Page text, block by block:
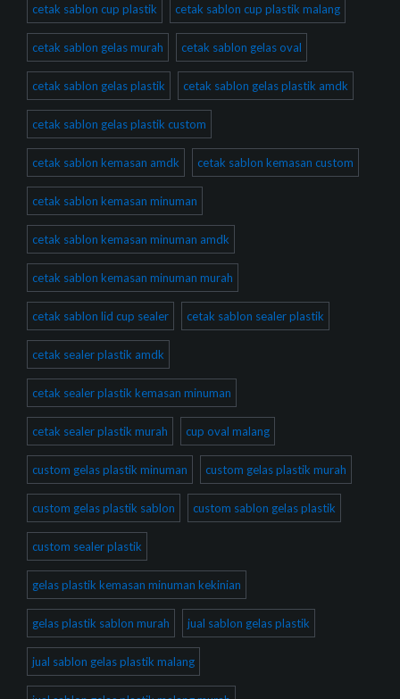
cetak sablon cup plastik cetak sablon cup plastik malang
cetak sablon gelas murah cetak sablon gelas oval
cetak sablon gelas plastik cetak sablon gelas plastik amdk
cetak sablon gelas plastik custom
cetak sablon kemasan amdk cetak sablon kemasan custom
cetak sablon kemasan minuman
cetak sablon kemasan minuman amdk
cetak sablon kemasan minuman murah
cetak sablon lid cup sealer cetak sablon sealer plastik
cetak sealer plastik amdk
cetak sealer plastik kemasan minuman
cetak sealer plastik murah cup oval malang
custom gelas plastik minuman custom gelas plastik murah
custom gelas plastik sablon custom sablon gelas plastik
custom sealer plastik
gelas plastik kemasan minuman kekinian
gelas plastik sablon murah jual sablon gelas plastik
jual sablon gelas plastik malang